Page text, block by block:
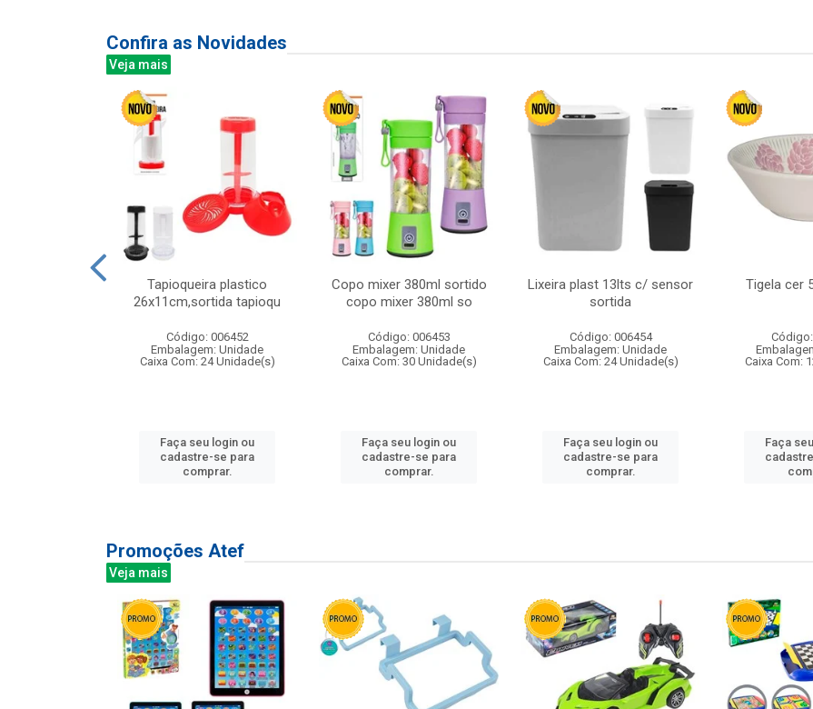
Confira as Novidades
Veja mais
Tapioqueira plastico
26x11cm,sortida tapioqu
Código: 006452
Embalagem: Unidade
Caixa Com: 24 Unidade(s)
Faça seu login ou
cadastre-se para
comprar.
Copo mixer 380ml sortido
copo mixer 380ml so
Código: 006453
Embalagem: Unidade
Caixa Com: 30 Unidade(s)
Faça seu login ou
cadastre-se para
comprar.
Lixeira plast 13lts c/ sensor
sortida
Código: 006454
Embalagem: Unidade
Caixa Com: 24 Unidade(s)
Faça seu login ou
cadastre-se para
comprar.
Tigela cer
Caixa Com:
Faça
Promoções Atef
Veja mais